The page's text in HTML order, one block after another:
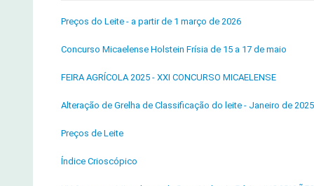
Preços do Leite - a partir de 1 março de 2026
Concurso Micaelense Holstein Frísia de 15 a 17 de maio
FEIRA AGRÍCOLA 2025 - XXI CONCURSO MICAELENSE
Alteração de Grelha de Classificação do leite - Janeiro de 2025
Preços de Leite
Índice Crioscópico